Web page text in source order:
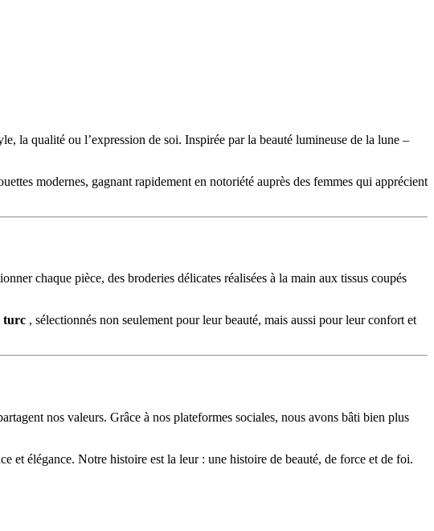
la qualité ou l’expression de soi. Inspirée par la beauté lumineuse de la lune –
modernes, gagnant rapidement en notoriété auprès des femmes qui apprécient
chaque pièce, des broderies délicates réalisées à la main aux tissus coupés
turc , sélectionnés non seulement pour leur beauté, mais aussi pour leur confort et
nos valeurs. Grâce à nos plateformes sociales, nous avons bâti bien plus
et élégance. Notre histoire est la leur : une histoire de beauté, de force et de foi.